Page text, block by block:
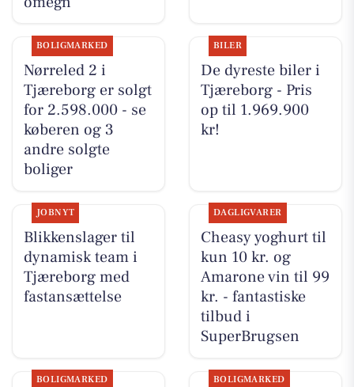
BOLIGMARKED
Nørreled 2 i
Tjæreborg er solgt
for 2.598.000 - se
køberen og 3
andre solgte
boliger
BILER
De dyreste biler i
Tjæreborg - Pris
op til 1.969.900
kr!
JOBNYT
Blikkenslager til
dynamisk team i
Tjæreborg med
fastansættelse
DAGLIGVARER
Cheasy yoghurt til
kun 10 kr. og
Amarone vin til 99
kr. - fantastiske
tilbud i
SuperBrugsen
BOLIGMARKED BOLIGMARKED